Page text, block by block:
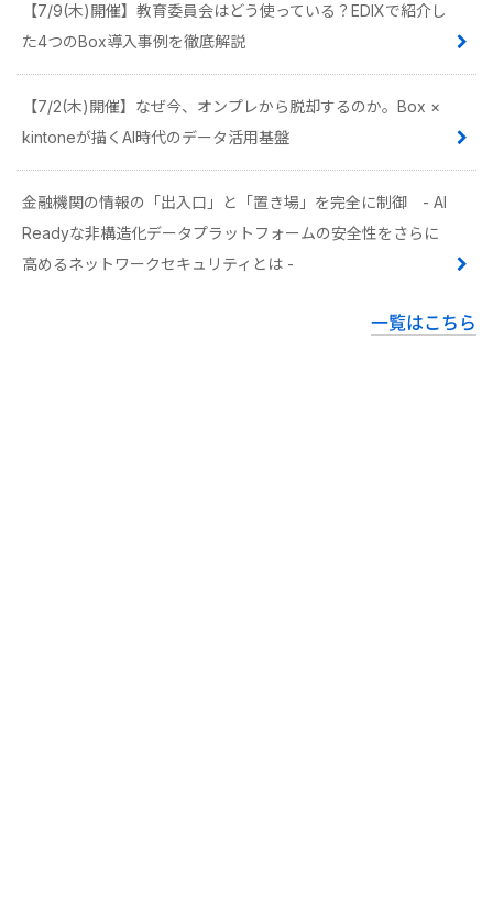
【7/9(木)開催】教育委員会はどう使っている？EDIXで紹介し
た4つのBox導入事例を徹底解説
【7/2(木)開催】なぜ今、オンプレから脱却するのか。Box ×
kintoneが描くAI時代のデータ活用基盤
金融機関の情報の「出入口」と「置き場」を完全に制御 - AI
Readyな非構造化データプラットフォームの安全性をさらに
高めるネットワークセキュリティとは -
一覧はこちら